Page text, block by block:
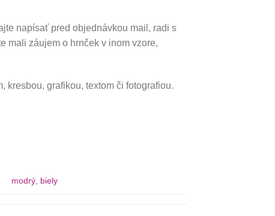
napísať pred objednávkou mail, radi s
mali záujem o hrnček v inom vzore,
kresbou, grafikou, textom či fotografiou.
modrý biely